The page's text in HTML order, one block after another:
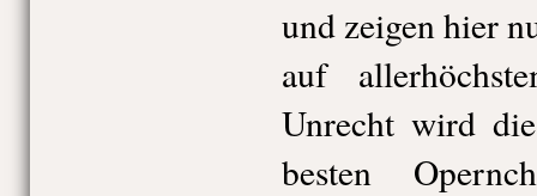
und zeigen hier
auf
Unrecht wird
besten